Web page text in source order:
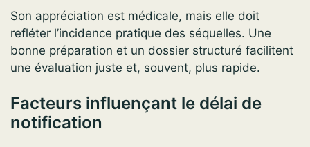
Son appréciation est médicale, mais elle doit
refléter l’incidence pratique des séquelles. Une
bonne préparation et un dossier structuré facilitent
une évaluation juste et, souvent, plus rapide.
Facteurs influençant le délai de
notification